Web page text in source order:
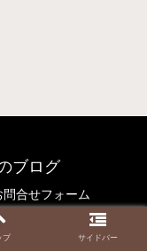
ブログ
問合せフォーム
ブログ.
プ サイドバー